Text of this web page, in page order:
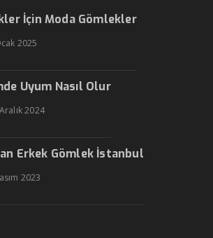
İçin Moda Gömlekler
2025
Uyum Nasıl Olur
2024
Erkek Gömlek İstanbul
2023